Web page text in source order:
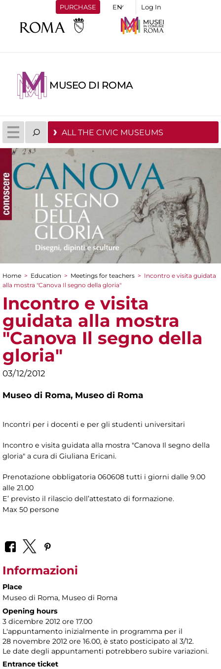
PURCHASE Log In
MUSEO DI ROMA
ALL THE CIVIC MUSEUMS
You are here
Home > Education > Meetings for teachers > Incontro e visita guidata
alla mostra "Canova Il segno della gloria"
Incontro e visita
guidata alla mostra
"Canova Il segno della
gloria"
03/12/2012
Museo di Roma, Museo di Roma
Incontri per i docenti e per gli studenti universitari
Incontro e visita guidata alla mostra "Canova Il segno della
gloria" a cura di Giuliana Ericani.
Prenotazione obbligatoria 060608 tutti i giorni dalle 9.00
alle 21.00
E’ previsto il rilascio dell’attestato di formazione.
Max 50 persone
Informazioni
Place
Museo di Roma, Museo di Roma
Opening hours
3 dicembre 2012 ore 17.00
L'appuntamento inizialmente in programma per il
28 novembre 2012 ore 16.00, è stato posticipato al 3/12.
Le date degli appuntamenti potrebbero subire variazioni.
Entrance ticket